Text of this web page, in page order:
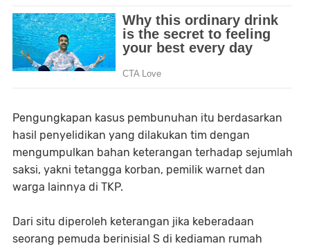
Pengungkapan kasus pembunuhan itu berdasarkan
hasil penyelidikan yang dilakukan tim dengan
mengumpulkan bahan keterangan terhadap sejumlah
saksi, yakni tetangga korban, pemilik warnet dan
warga lainnya di TKP.
Dari situ diperoleh keterangan jika keberadaan
seorang pemuda berinisial S di kediaman rumah